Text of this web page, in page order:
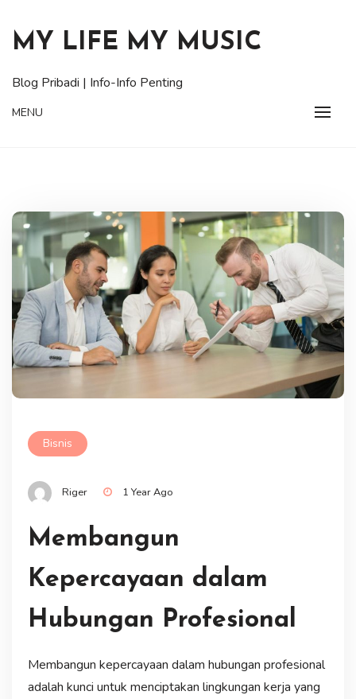
content
MY LIFE MY MUSIC
Blog Pribadi | Info-Info Penting
MENU
Bisnis
Riger 1 Year Ago
Membangun
Kepercayaan dalam
Hubungan Profesional
Membangun kepercayaan dalam hubungan profesional
adalah kunci untuk menciptakan lingkungan kerja yang